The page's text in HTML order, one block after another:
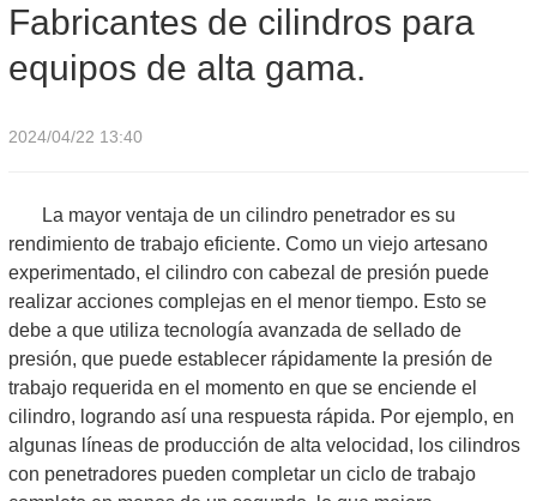
Fabricantes de cilindros para
equipos de alta gama.
2024/04/22 13:40
La mayor ventaja de un cilindro penetrador es su
rendimiento de trabajo eficiente. Como un viejo artesano
experimentado, el cilindro con cabezal de presión puede
realizar acciones complejas en el menor tiempo. Esto se
debe a que utiliza tecnología avanzada de sellado de
presión, que puede establecer rápidamente la presión de
trabajo requerida en el momento en que se enciende el
cilindro, logrando así una respuesta rápida. Por ejemplo, en
algunas líneas de producción de alta velocidad, los cilindros
con penetradores pueden completar un ciclo de trabajo